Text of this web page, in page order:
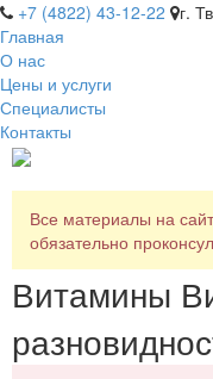
+7 (4822) 43-12-22
г.
Главная
О нас
Цены и услуги
Специалисты
Контакты
Все материалы на
обязательно
Витамины